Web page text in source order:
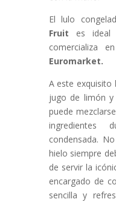
El lulo
Fruit es ideal
comercializa
Euromarket.
A este exquisito
jugo de limón y
puede
ingredientes
condensada.
hielo siempre
de servir la
encargado de
sencilla y